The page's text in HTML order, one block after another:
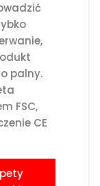
palny.
FSC,
CE